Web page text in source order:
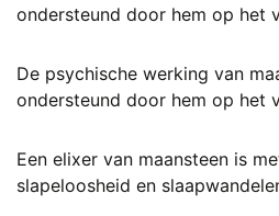
ondersteund door hem op het
De psychische werking van
ondersteund door hem op het
Een elixer van maansteen is
slapeloosheid en